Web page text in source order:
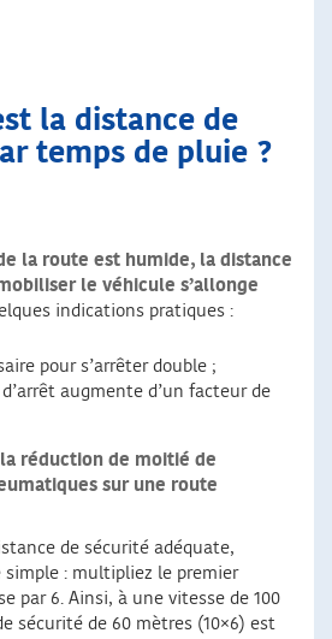
la distance de
temps de pluie ?
la route est humide, la distance
le véhicule s’allonge
indications pratiques :
pour s’arrêter double ;
augmente d’un facteur de
la réduction de moitié de
sur une route
de sécurité adéquate,
simple : multipliez le premier
par 6. Ainsi, à une vitesse de 100
sécurité de 60 mètres (10×6) est